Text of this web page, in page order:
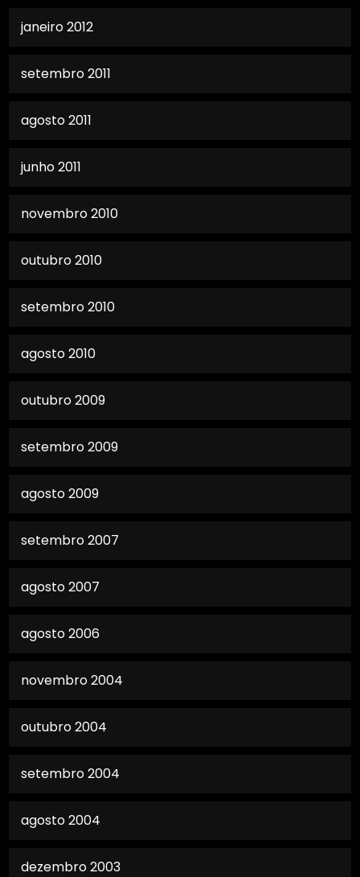
janeiro 2012
setembro 2011
agosto 2011
junho 2011
novembro 2010
outubro 2010
setembro 2010
agosto 2010
outubro 2009
setembro 2009
agosto 2009
setembro 2007
agosto 2007
agosto 2006
novembro 2004
outubro 2004
setembro 2004
agosto 2004
dezembro 2003